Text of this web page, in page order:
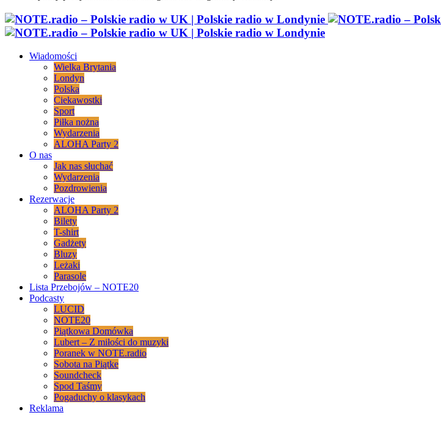
Wiadomości
Wielka Brytania
Londyn
Polska
Ciekawostki
Sport
Piłka nożna
Wydarzenia
ALOHA Party 2
O nas
Jak nas słuchać
Wydarzenia
Pozdrowienia
Rezerwacje
ALOHA Party 2
Bilety
T-shirt
Gadżety
Bluzy
Leżaki
Parasole
Lista Przebojów – NOTE20
Podcasty
LUCID
NOTE20
Piątkowa Domówka
Lubert – Z miłości do muzyki
Poranek w NOTE.radio
Sobota na Piątke
Soundcheck
Spod Taśmy
Pogaduchy o klasykach
Reklama